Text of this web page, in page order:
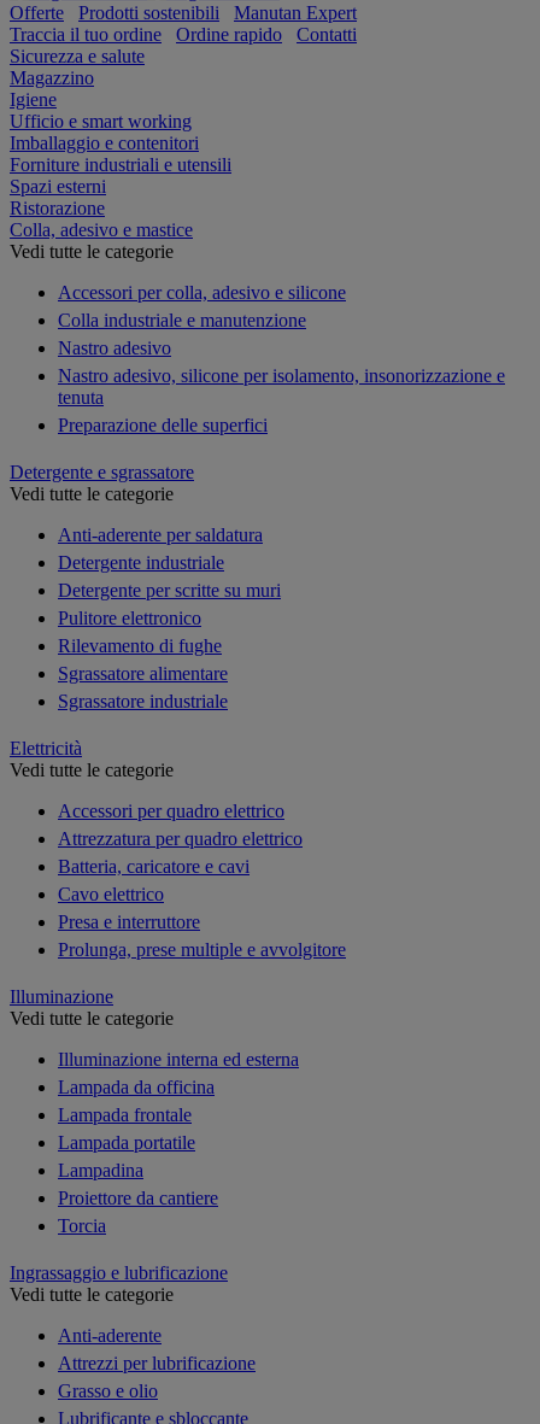
Offerte Prodotti sostenibili
Manutan Expert
Traccia il tuo ordine
Ordine rapido
Contatti
Sicurezza e salute
Magazzino
Igiene
Ufficio e smart working
Imballaggio e contenitori
Forniture industriali e utensili
Spazi esterni
Ristorazione
Colla, adesivo e mastice
Vedi tutte le categorie
Accessori per colla, adesivo e silicone
Colla industriale e manutenzione
Nastro adesivo
Nastro adesivo, silicone per isolamento, insonorizzazione e
tenuta
Preparazione delle superfici
Detergente e sgrassatore
Vedi tutte le categorie
Anti-aderente per saldatura
Detergente industriale
Detergente per scritte su muri
Pulitore elettronico
Rilevamento di fughe
Sgrassatore alimentare
Sgrassatore industriale
Elettricità
Vedi tutte le categorie
Accessori per quadro elettrico
Attrezzatura per quadro elettrico
Batteria, caricatore e cavi
Cavo elettrico
Presa e interruttore
Prolunga, prese multiple e avvolgitore
Illuminazione
Vedi tutte le categorie
Illuminazione interna ed esterna
Lampada da officina
Lampada frontale
Lampada portatile
Lampadina
Proiettore da cantiere
Torcia
Ingrassaggio e lubrificazione
Vedi tutte le categorie
Anti-aderente
Attrezzi per lubrificazione
Grasso e olio
Lubrificante e sbloccante